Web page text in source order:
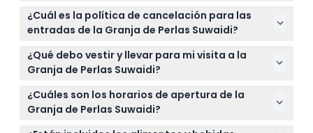
muestra las técnicas de cultivo de perlas.
disfrutar aprendiendo sobre las tradiciones de
buceo de perlas de la región.
Puede reservar sus entradas cómodamente en
línea aquí mismo en este sitio web, donde también
puede verificar la disponibilidad para su fecha y
hora preferidas.
¿Cuál es la política de cancelación para las
entradas de la Granja de Perlas Suwaidi?
Las entradas para la Granja de Perlas Suwaidi no
son reembolsables y no se pueden cancelar, así
que asegúrese de seleccionar cuidadosamente su
fecha y hora al hacer la reserva.
¿Qué debo vestir y llevar para mi visita a la
Granja de Perlas Suwaidi?
Use ropa ligera y casual que sea modesta para
respetar la cultura local. Recomendamos protector
solar para las visitas diurnas y repelente de insectos
¿Cuáles son los horarios de apertura de la
Granja de Perlas Suwaidi?
La granja está abierta diariamente de 10:00 a.m. a